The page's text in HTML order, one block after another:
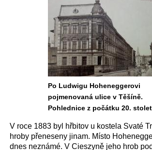
Po Ludwigu Hoheneggerovi
pojmenovaná ulice v Těšíně.
Pohlednice z počátku 20.
V roce 1883 byl hřbitov u kostela Svaté
hroby přeneseny jinam. Místo
dnes neznámé. V Cieszyně jeho hrob